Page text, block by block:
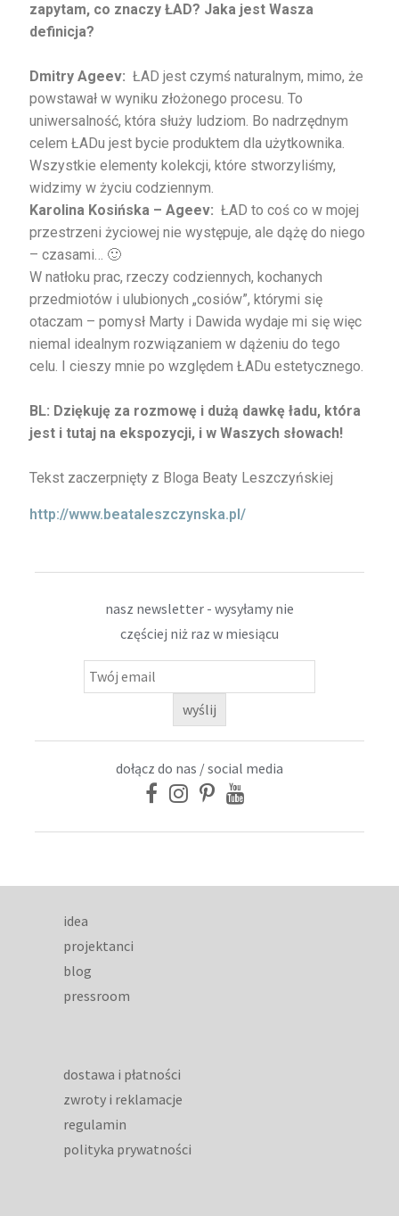
zapytam, co znaczy ŁAD? Jaka jest Wasza
definicja?
Dmitry Ageev: ŁAD jest czymś naturalnym, mimo, że
powstawał w wyniku złożonego procesu. To
uniwersalność, która służy ludziom. Bo nadrzędnym
celem ŁADu jest bycie produktem dla użytkownika.
Wszystkie elementy kolekcji, które stworzyliśmy,
widzimy w życiu codziennym.
Karolina Kosińska – Ageev: ŁAD to coś co w mojej
przestrzeni życiowej nie występuje, ale dążę do niego
– czasami… 🙂
W natłoku prac, rzeczy codziennych, kochanych
przedmiotów i ulubionych „cosiów”, którymi się
otaczam – pomysł Marty i Dawida wydaje mi się więc
niemal idealnym rozwiązaniem w dążeniu do tego
celu. I cieszy mnie po względem ŁADu estetycznego.
BL: Dziękuję za rozmowę i dużą dawkę ładu, która
jest i tutaj na ekspozycji, i w Waszych słowach!
Tekst zaczerpnięty z Bloga Beaty Leszczyńskiej
http://www.beataleszczynska.pl/
nasz newsletter - wysyłamy nie
częściej niż raz w miesiącu
dołącz do nas / social media
idea
projektanci
blog
pressroom
dostawa i płatności
zwroty i reklamacje
regulamin
polityka prywatności